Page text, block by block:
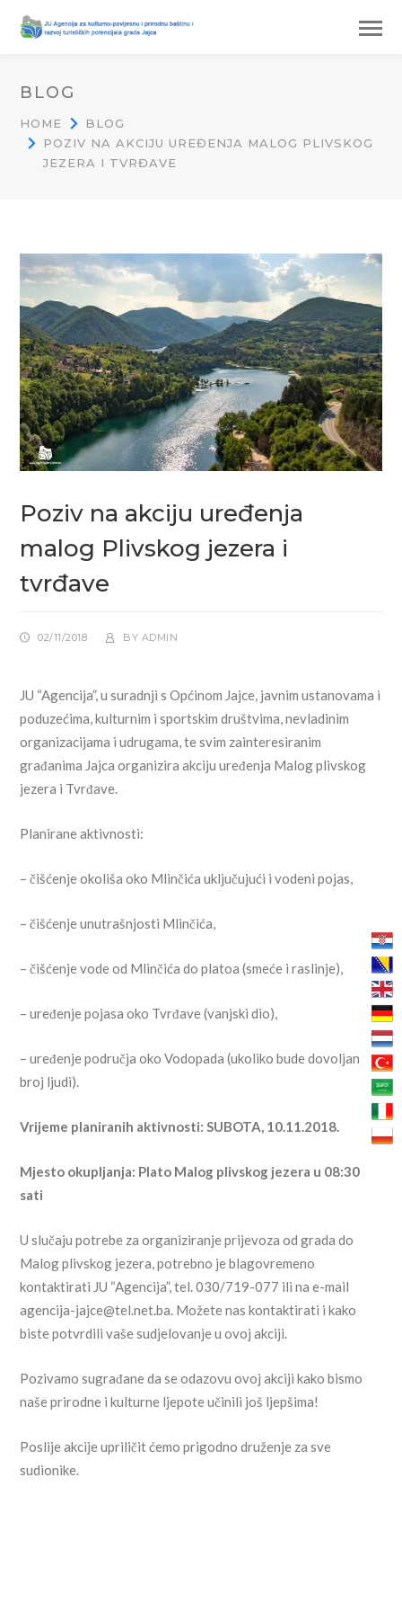
BLOG
HOME
BLOG
POZIV NA AKCIJU UREĐENJA MALOG PLIVSKOG
JEZERA I TVRĐAVE
Poziv na akciju uređenja
malog Plivskog jezera i
tvrđave
02/11/2018 BY ADMIN
JU “Agencija”, u suradnji s Općinom Jajce, javnim ustanovama i
poduzećima, kulturnim i sportskim društvima, nevladinim
organizacijama i udrugama, te svim zainteresiranim
građanima Jajca organizira akciju uređenja Malog plivskog
jezera i Tvrđave.
Planirane aktivnosti:
– čišćenje okoliša oko Mlinčića uključujući i vodeni pojas,
– čišćenje unutrašnjosti Mlinčića,
– čišćenje vode od Mlinčića do platoa (smeće i raslinje),
– uređenje pojasa oko Tvrđave (vanjski dio),
– uređenje područja oko Vodopada (ukoliko bude dovoljan
broj ljudi).
Vrijeme planiranih aktivnosti: SUBOTA, 10.11.2018.
Mjesto okupljanja: Plato Malog plivskog jezera u 08:30
sati
U slučaju potrebe za organiziranje prijevoza od grada do
Malog plivskog jezera, potrebno je blagovremeno
kontaktirati JU “Agencija”, tel. 030/719-077 ili na e-mail
agencija-jajce@tel.net.ba. Možete nas kontaktirati i kako
biste potvrdili vaše sudjelovanje u ovoj akciji.
Pozivamo sugrađane da se odazovu ovoj akciji kako bismo
naše prirodne i kulturne ljepote učinili još ljepšima!
Poslije akcije upriličit ćemo prigodno druženje za sve
sudionike.